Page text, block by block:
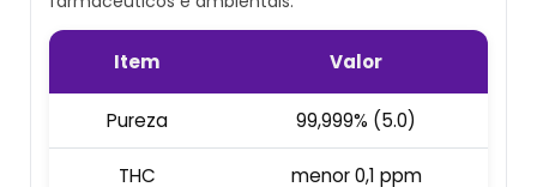
Cilindro De Oxigênio Com Máscara
Conjunto Autônomo De Ar
Cilindro De Ar Comprimido Mergulho
Cilindro De Ar Respirável A Venda
Ar Mandado Valor
Cilindro Ar Mandado
Item Valor
Pureza 99,999% (5.0)
THC menor 0,1 ppm